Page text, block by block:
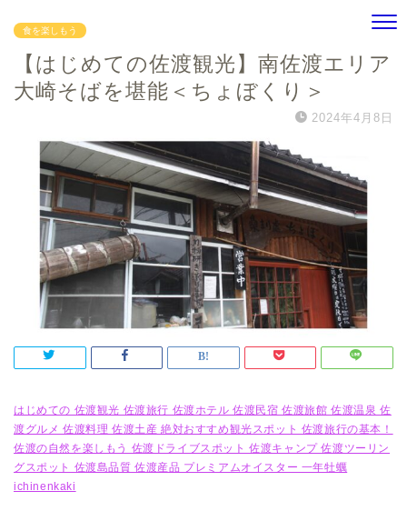
食を楽しもう
【はじめての佐渡観光】南佐渡エリア
大崎そばを堪能＜ちょぼくり＞
2024年4月8日
はじめての 佐渡観光 佐渡旅行 佐渡ホテル 佐渡民宿 佐渡旅館 佐渡温泉 佐
渡グルメ 佐渡料理 佐渡土産 絶対おすすめ観光スポット 佐渡旅行の基本！
佐渡の自然を楽しもう 佐渡ドライブスポット 佐渡キャンプ 佐渡ツーリン
グスポット 佐渡島品質 佐渡産品 プレミアムオイスター 一年牡蠣
ichinenkaki